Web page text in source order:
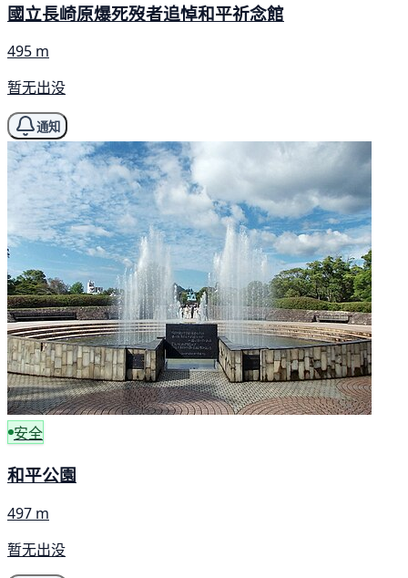
國立長崎原爆死歿者追悼和平祈念館
495 m
暂无出没
通知
安全
和平公園
497 m
暂无出没